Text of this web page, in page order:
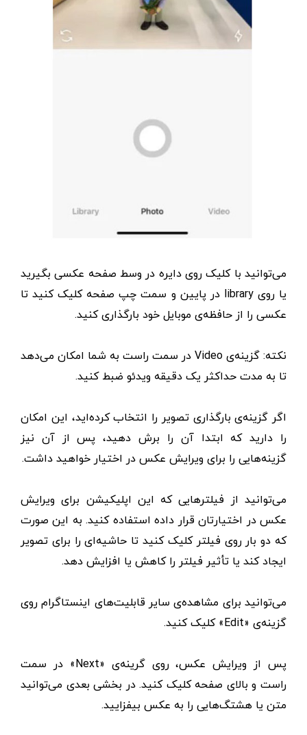
می‌توانید با کلیک روی دایره در وسط صفحه عکسی بگیرید
یا روی library در پایین و سمت چپ صفحه کلیک کنید تا
عکسی را از حافظه‌ی موبایل خود بارگذاری کنید.
نکته: گزینه‌ی Video در سمت راست به شما امکان می‌دهد
تا به مدت حداکثر یک دقیقه ویدئو ضبط کنید.
اگر گزینه‌ی بار‌گذاری تصویر را انتخاب کرده‌اید، این امکان
را دارید که ابتدا آن را برش دهید، پس از آن نیز
گزینه‌هایی را برای ویرایش عکس در اختیار خواهید داشت.
می‌توانید از فیلتر‌هایی که این اپلیکیشن برای ویرایش
عکس در اختیارتان قرار داده استفاده کنید. به این صورت
که دو بار روی فیلتر کلیک کنید تا حاشیه‌ای را برای تصویر
ایجاد کند یا تأثیر فیلتر را کاهش یا افزایش دهد.
می‌توانید برای مشاهده‌ی سایر قابلیت‌های اینستاگرام روی
گزینه‌ی «Edit» کلیک کنید.
پس از ویرایش عکس، روی گرینه‌ی «Next» در سمت
راست و بالای صفحه کلیک کنید. در بخشی بعدی می‌توانید
متن یا هشتگ‌هایی را به عکس بیفزایید.